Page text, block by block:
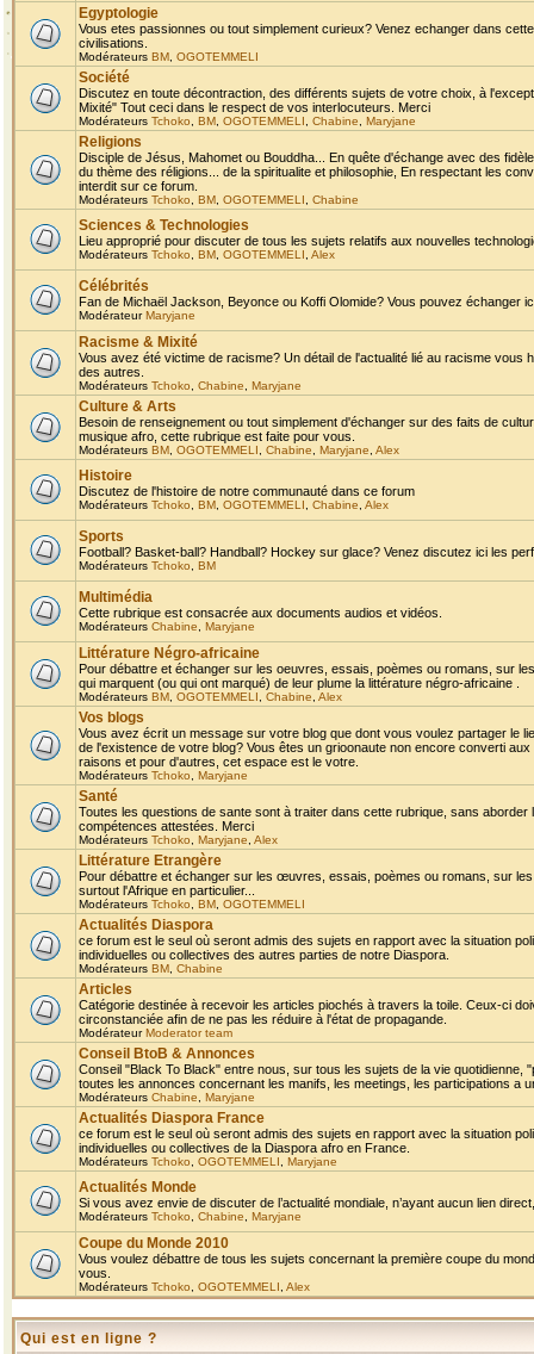
Egyptologie
Vous etes passionnes ou tout simplement curieux? Venez echanger dans
civilisations.
Modérateurs BM OGOTEMMELI
Société
Discutez en toute décontraction, des différents sujets de votre choix, à
Mixité" Tout ceci dans le respect de vos interlocuteurs. Merci
Modérateurs Tchoko BM OGOTEMMELI Chabine Maryjane
Religions
Disciple de Jésus, Mahomet ou Bouddha... En quête d'échange avec des
du thème des réligions... de la spiritualite et philosophie, En respectant les
interdit sur ce forum.
Modérateurs Tchoko BM OGOTEMMELI Chabine
Sciences & Technologies
Lieu approprié pour discuter de tous les sujets relatifs aux nouvelles
Modérateurs Tchoko BM OGOTEMMELI Alex
Célébrités
Fan de Michaël Jackson, Beyonce ou Koffi Olomide? Vous pouvez échanger
ModérateurMaryjane
Racisme & Mixité
Vous avez été victime de racisme? Un détail de l'actualité lié au racisme
des autres.
Modérateurs Tchoko Chabine Maryjane
Culture & Arts
Besoin de renseignement ou tout simplement d'échanger sur des faits de
musique afro, cette rubrique est faite pour vous.
Modérateurs BM OGOTEMMELI Chabine Maryjane Alex
Histoire
Discutez de l'histoire de notre communauté dans ce forum
Modérateurs Tchoko BM OGOTEMMELI Chabine Alex
Sports
Football? Basket-ball? Handball? Hockey sur glace? Venez discutez ici les
Modérateurs Tchoko BM
Multimédia
Cette rubrique est consacrée aux documents audios et vidéos.
Modérateurs Chabine Maryjane
Littérature Négro-africaine
Pour débattre et échanger sur les oeuvres, essais, poèmes ou romans, sur
qui marquent (ou qui ont marqué) de leur plume la littérature négro-africaine .
Modérateurs BM OGOTEMMELI Chabine Alex
Vos blogs
Vous avez écrit un message sur votre blog que dont vous voulez partager le
de l'existence de votre blog? Vous êtes un grioonaute non encore converti
raisons et pour d'autres, cet espace est le votre.
Modérateurs Tchoko Maryjane
Santé
Toutes les questions de sante sont à traiter dans cette rubrique, sans
compétences attestées. Merci
Modérateurs Tchoko Maryjane Alex
Littérature Etrangère
Pour débattre et échanger sur les œuvres, essais, poèmes ou romans, sur
surtout l'Afrique en particulier...
Modérateurs Tchoko BM OGOTEMMELI
Actualités Diaspora
ce forum est le seul où seront admis des sujets en rapport avec la situation
individuelles ou collectives des autres parties de notre Diaspora.
Modérateurs BM Chabine
Articles
Catégorie destinée à recevoir les articles piochés à travers la toile. Ceux-ci
circonstanciée afin de ne pas les réduire à l'état de propagande.
ModérateurModerator team
Conseil BtoB & Annonces
Conseil "Black To Black" entre nous, sur tous les sujets de la vie
toutes les annonces concernant les manifs, les meetings, les participations a
Modérateurs Chabine Maryjane
Actualités Diaspora France
ce forum est le seul où seront admis des sujets en rapport avec la situation
individuelles ou collectives de la Diaspora afro en France.
Modérateurs Tchoko OGOTEMMELI Maryjane
Actualités Monde
Si vous avez envie de discuter de l’actualité mondiale, n’ayant aucun lien
Modérateurs Tchoko Chabine Maryjane
Coupe du Monde 2010
Vous voulez débattre de tous les sujets concernant la première coupe du
vous.
Modérateurs Tchoko OGOTEMMELI Alex
Qui est en ligne ?